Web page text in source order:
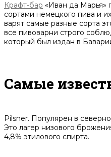
Крафт-бар «Иван да Марья»
сортами немецкого пива и
варят самые разные сорта
все пивоварни строго
который был издан в
Самые
Pilsner. Популярен в
Это лагер низового
4,8% этилового спирта.